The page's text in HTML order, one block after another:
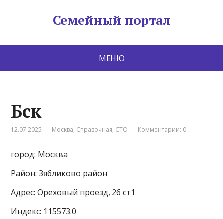
Семейный портал
МЕНЮ
Бск
12.07.2025 Москва, Справочная, СТО Комментарии: 0
город: Москва
Район: Зябликово район
Адрес: Ореховый проезд, 26 ст1
Индекс: 115573.0